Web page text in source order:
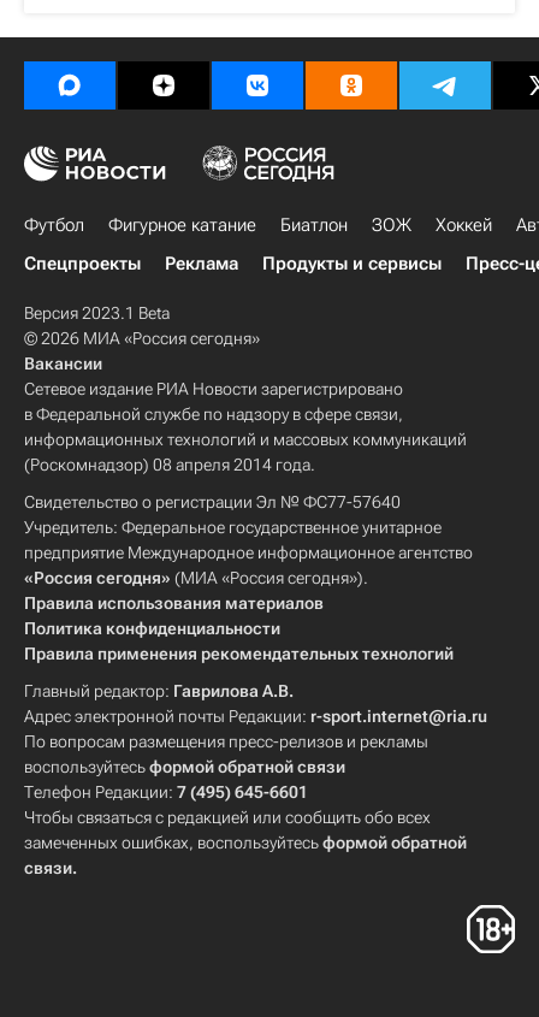
Футбол Фигурное катание Биатлон ЗОЖ Хоккей
Спецпроекты
Реклама Продукты и сервисы Пресс-
Версия 2023.1 Beta
© 2026 МИА «Россия сегодня»
Вакансии
Сетевое издание РИА Новости зарегистрировано
в Федеральной службе по надзору в сфере связи,
информационных технологий и массовых коммуникаций
(Роскомнадзор) 08 апреля 2014 года.
Свидетельство о регистрации Эл № ФС77-57640
Учредитель: Федеральное государственное унитарное
предприятие Международное информационное агентство
«Россия сегодня» (МИА «Россия сегодня»).
Правила использования материалов
Политика конфиденциальности
Правила применения рекомендательных технологий
Главный редактор: Гаврилова А.В.
Адрес электронной почты Редакции: r-sport.internet@ria.ru
По вопросам размещения пресс-релизов и рекламы
воспользуйтесьформой обратной связи
Телефон Редакции: 7 (495) 645-6601
Чтобы связаться с редакцией или сообщить обо всех
замеченных ошибках, воспользуйтесьформой обратной
связи.